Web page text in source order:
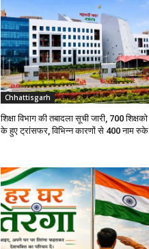
Chhattisgarh
शिक्षा विभाग की तबादला सूची जारी, 700 शिक्षको
के हुए ट्रांसफर, विभिन्न कारणों से 400 नाम रुके